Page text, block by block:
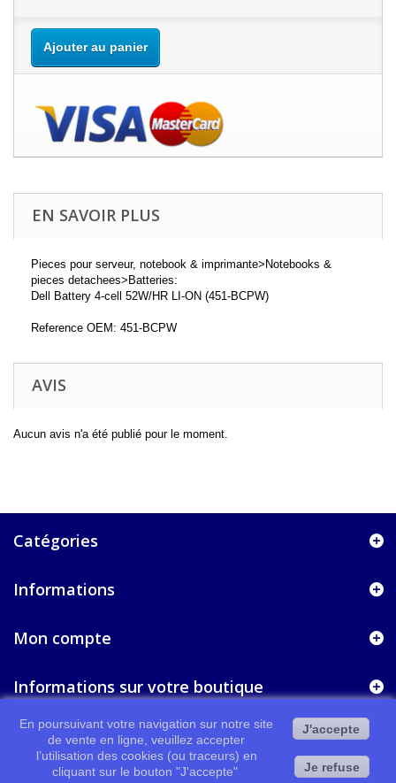
Ajouter au panier
EN SAVOIR PLUS
Pieces pour serveur, notebook & imprimante>Notebooks &
pieces detachees>Batteries:
Dell Battery 4-cell 52W/HR LI-ON (451-BCPW)
Reference OEM: 451-BCPW
AVIS
Aucun avis n'a été publié pour le moment.
Catégories
Informations
Mon compte
Informations sur votre boutique
En poursuivant votre navigation sur notre site
de vente en ligne, veuillez accepter
l’utilisation des cookies (ou traceurs) en
cliquant sur le bouton "J'accepte"
J'accepte
Je refuse